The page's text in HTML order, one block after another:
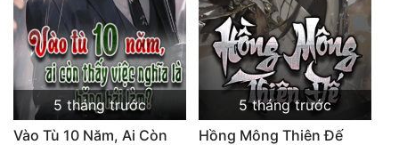
Cơ Trí
Sát Phạt Quyết Đoán
Vô Sỉ
Điềm Đạm
5 tháng trước
Vào Tù 10 Năm, Ai Còn
5 tháng trước
Hồng Mông Thiên Đế